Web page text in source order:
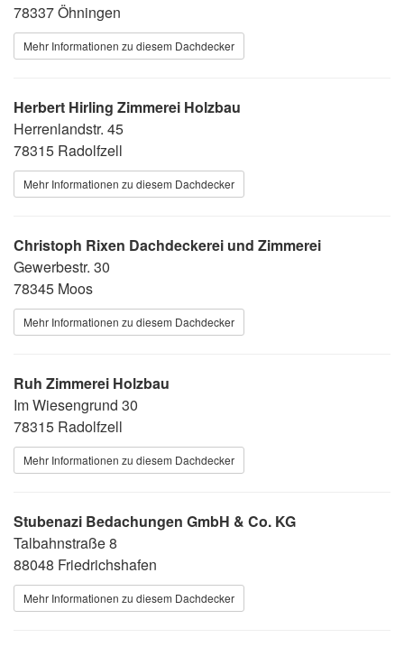
78337 Öhningen
Mehr Informationen zu diesem Dachdecker
Herbert Hirling Zimmerei Holzbau
Herrenlandstr. 45
78315 Radolfzell
Mehr Informationen zu diesem Dachdecker
Christoph Rixen Dachdeckerei und Zimmerei
Gewerbestr. 30
78345 Moos
Mehr Informationen zu diesem Dachdecker
Ruh Zimmerei Holzbau
Im Wiesengrund 30
78315 Radolfzell
Mehr Informationen zu diesem Dachdecker
Stubenazi Bedachungen GmbH & Co. KG
Talbahnstraße 8
88048 Friedrichshafen
Mehr Informationen zu diesem Dachdecker